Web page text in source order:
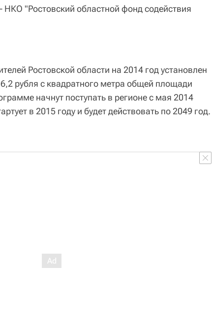
НКО "Ростовский областной фонд содействия
Ростовской области на 2014 год установлен
рубля с квадратного метра общей площади
начнут поступать в регионе с мая 2014
в 2015 году и будет действовать по 2049 год.